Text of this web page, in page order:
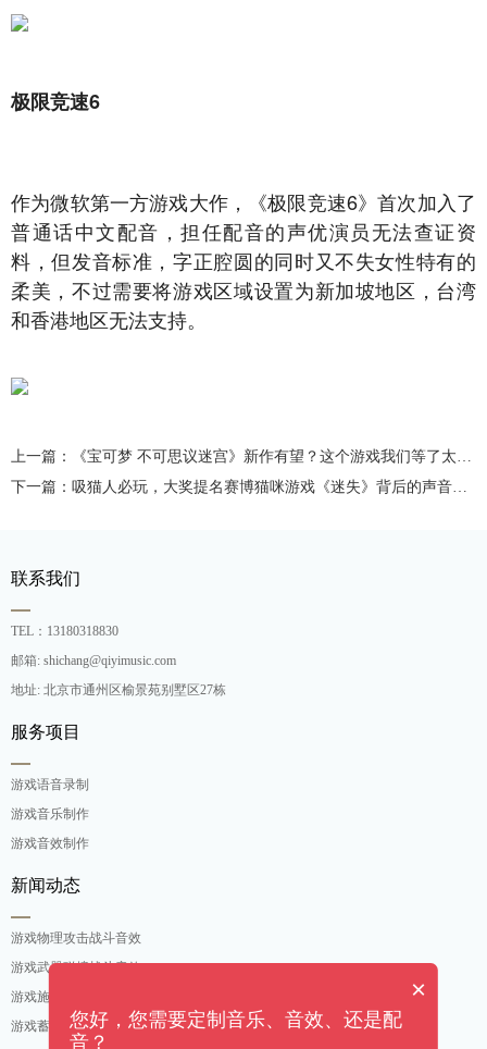
极限竞速6
作为微软第一方游戏大作，《极限竞速6》首次加入了
普通话中文配音，担任配音的声优演员无法查证资
料，但发音标准，字正腔圆的同时又不失女性特有的
柔美，不过需要将游戏区域设置为新加坡地区，台湾
和香港地区无法支持。
上一篇：《宝可梦 不可思议迷宫》新作有望？这个游戏我们等了太久！
下一篇：吸猫人必玩，大奖提名赛博猫咪游戏《迷失》背后的声音制作
联系我们
TEL：13180318830
邮箱: shichang@qiyimusic.com
地址: 北京市通州区榆景苑别墅区27栋
服务项目
游戏语音录制
游戏音乐制作
游戏音效制作
新闻动态
游戏物理攻击战斗音效
游戏武器碰撞战斗音效
游戏施法吟唱战斗音效
游戏蓄力攻击战斗音效
×
您好，您需要定制音乐、音效、还是配
音？